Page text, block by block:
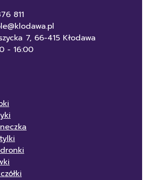
811
7, 66-415 Kłodawa
- 16:00